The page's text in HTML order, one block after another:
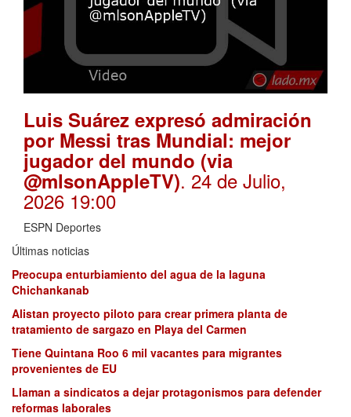
Luis Suárez expresó admiración
por Messi tras Mundial: mejor
jugador del mundo (via
@mlsonAppleTV). 24 de Julio,
2026 19:00
ESPN Deportes
Últimas noticias
Preocupa enturbiamiento del agua de la laguna
Chichankanab
Alistan proyecto piloto para crear primera planta de
tratamiento de sargazo en Playa del Carmen
Tiene Quintana Roo 6 mil vacantes para migrantes
provenientes de EU
Llaman a sindicatos a dejar protagonismos para defender
reformas laborales